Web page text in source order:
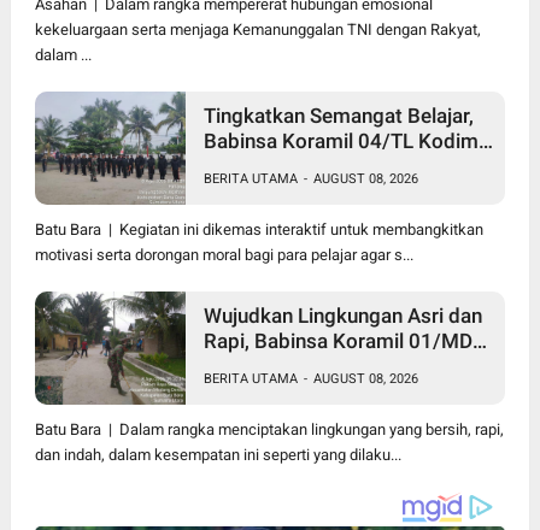
Asahan | Dalam rangka mempererat hubungan emosional
kekeluargaan serta menjaga Kemanunggalan TNI dengan Rakyat,
dalam ...
Tingkatkan Semangat Belajar,
Babinsa Koramil 04/TL Kodim
Wawasan Kebangsaan bagi
Pelajar SMA & SMK
BERITA UTAMA - AUGUST 08, 2026
Batu Bara | Kegiatan ini dikemas interaktif untuk membangkitkan
motivasi serta dorongan moral bagi para pelajar agar s...
Wujudkan Lingkungan Asri dan
Rapi, Babinsa Koramil 01/MD
Warga Pakam Raya Selatan
Gotong Royong
BERITA UTAMA - AUGUST 08, 2026
Batu Bara | Dalam rangka menciptakan lingkungan yang bersih, rapi,
dan indah, dalam kesempatan ini seperti yang dilaku...